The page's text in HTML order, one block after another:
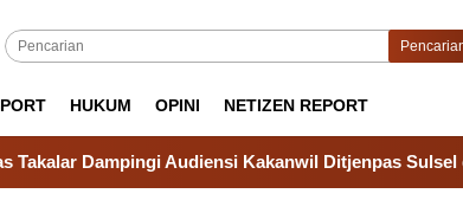
HUKUM OPINI NETIZEN REPORT
Kakanwil Ditjenpas Sulsel dengan Gubernur